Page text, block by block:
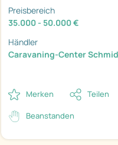
Preisbereich
35.000 - 50.000 €
Händler
Caravaning-Center
Merken Teilen
Beanstanden